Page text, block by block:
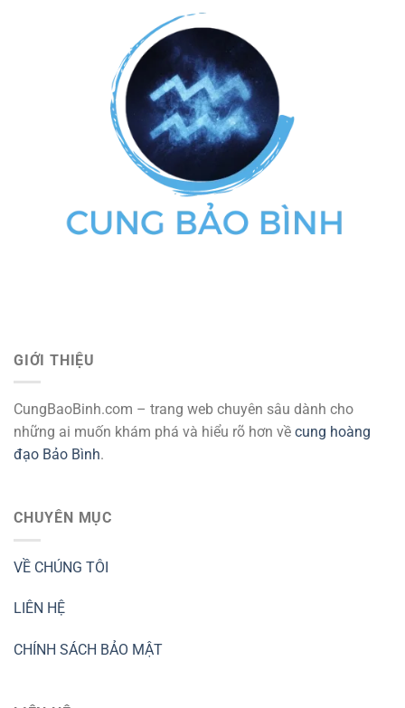
GIỚI THIỆU
CungBaoBinh.com – trang web chuyên sâu dành cho
những ai muốn khám phá và hiểu rõ hơn về cung hoàng
đạo Bảo Bình.
CHUYÊN MỤC
VỀ CHÚNG TÔI
LIÊN HỆ
CHÍNH SÁCH BẢO MẬT